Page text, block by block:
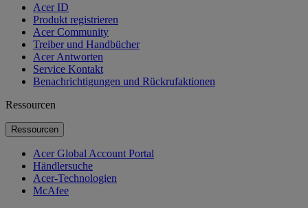
Acer ID
Produkt registrieren
Acer Community
Treiber und Handbücher
Acer Antworten
Service Kontakt
Benachrichtigungen und Rückrufaktionen
Ressourcen
Ressourcen
Acer Global Account Portal
Händlersuche
Acer-Technologien
McAfee